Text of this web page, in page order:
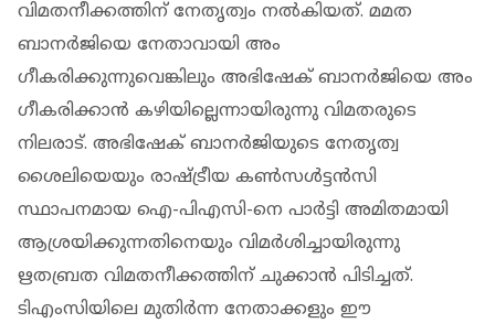
വിമതനീക്കത്തിന് നേതൃത്വം നൽകിയത്. മമത
ബാനർജിയെ നേതാവായി അം​
ഗീകരിക്കുന്നുവെങ്കിലും അഭിഷേക് ബാനർജിയെ അം​
ഗീകരിക്കാൻ കഴിയില്ലെന്നായിരുന്നു വിമതരുടെ
നിലരാട്. അഭിഷേക് ബാനർജിയുടെ നേതൃത്വ
ശൈലിയെയും രാഷ്ട്രീയ കൺസൾട്ടൻസി
സ്ഥാപനമായ ഐ-പിഎസി-നെ പാർട്ടി അമിതമായി
ആശ്രയിക്കുന്നതിനെയും വിമർശിച്ചായിരുന്നു
ഋതബ്രത വിമതനീക്കത്തിന് ചുക്കാൻ പിടിച്ചത്.
ടിഎംസിയിലെ മുതിർന്ന നേതാക്കളും ഈ